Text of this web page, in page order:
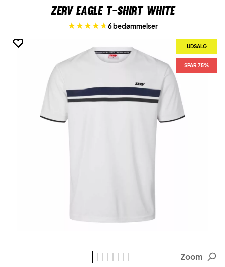
ZERV Eagle T-shirt White
6 bedømmelser
UDSALG
SPAR 75%
UDSALG
SPAR 75%
UDSALG
SPAR 75%
UDSALG
SPAR 75%
UDSALG
SPAR 75%
UDSALG
SPAR 75%
UDSALG
SPAR 75%
UDSALG
SPAR 75%
Zoom